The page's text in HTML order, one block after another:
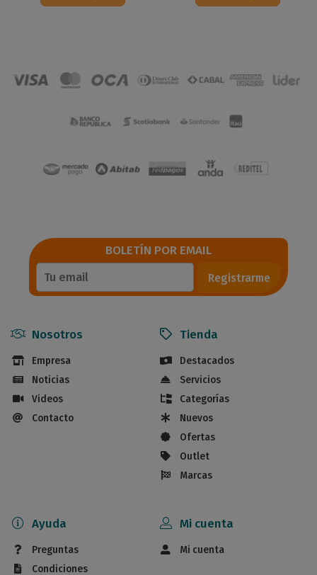
BOLETÍN POR EMAIL
Registrarme
Nosotros
Empresa
Noticias
Videos
Contacto
Tienda
Destacados
Servicios
Categorías
Nuevos
Ofertas
Outlet
Marcas
Ayuda
Preguntas
Condiciones
Mi cuenta
Mi cuenta